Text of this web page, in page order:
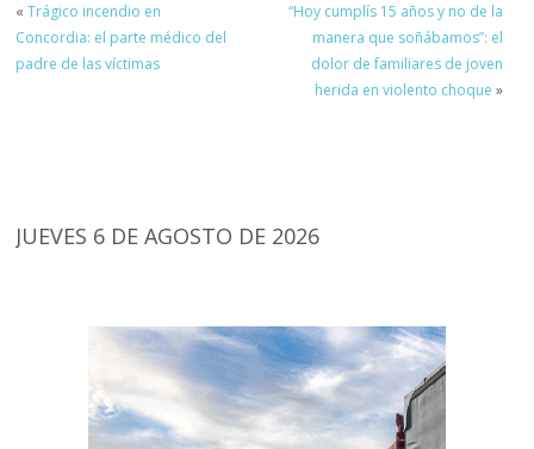
«Trágico incendio en
Concordia: el parte médico del
padre de las víctimas
“Hoy cumplís 15 años y no de la
manera que soñábamos”: el
dolor de familiares de joven
herida en violento choque »
JUEVES 6 DE AGOSTO DE 2026